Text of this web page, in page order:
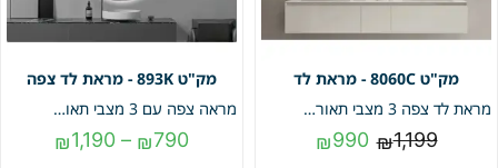
8060C - מראת לד
מראת לד צפה 3 מצבי תאורה | מפשיר אדים | מק"ט 8060C
₪1,199
₪990
893K - מראת לד צפה
מראה צפה עם 3 מצבי תאורה , בצורת קפסולה דגם "ונוס" | מק"ט 893K
₪790
–
₪1,190